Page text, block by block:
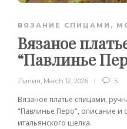
ВЯЗАНИЕ СПИЦАМИ ,
Вязаное
“Павлинье
Лилия, March 12, 2026 5
Вязаное платье спицами,
"Павлинье Перо", описание и
итальянского шелка.